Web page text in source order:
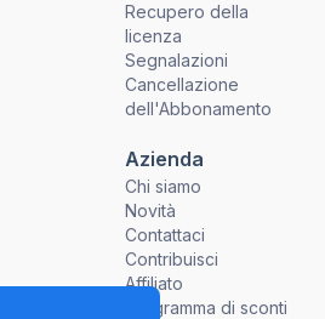
Recupero della
licenza
Segnalazioni
Cancellazione
dell'Abbonamento
Azienda
Chi siamo
Novità
Contattaci
Contribuisci
Affiliato
Programma di sconti